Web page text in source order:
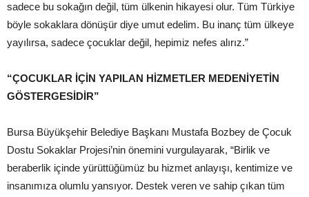
sadece bu sokağın değil, tüm ülkenin hikayesi olur. Tüm Türkiye
böyle sokaklara dönüşür diye umut edelim. Bu inanç tüm ülkeye
yayılırsa, sadece çocuklar değil, hepimiz nefes alırız.”
“ÇOCUKLAR İÇİN YAPILAN HİZMETLER MEDENİYETİN
GÖSTERGESİDİR”
Bursa Büyükşehir Belediye Başkanı Mustafa Bozbey de Çocuk
Dostu Sokaklar Projesi’nin önemini vurgulayarak, “Birlik ve
beraberlik içinde yürüttüğümüz bu hizmet anlayışı, kentimize ve
insanımıza olumlu yansıyor. Destek veren ve sahip çıkan tüm